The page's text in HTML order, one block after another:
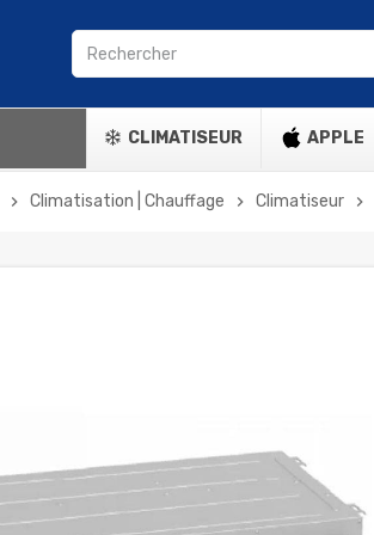
CLIMATISEUR APPLE
chevron_right Climatisation | Chauffage chevron_right Climatiseur chevron_right